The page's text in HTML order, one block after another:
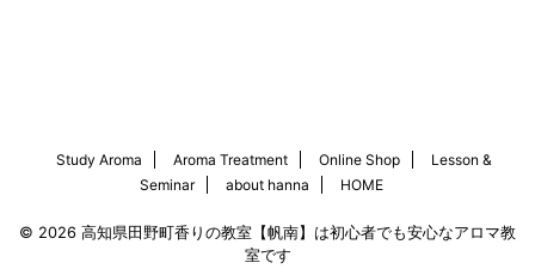
Study Aroma Aroma Treatment Online Shop
Lesson &
Seminar
about hanna HOME
© 2026 高知県田野町香りの教室【帆南】は初心者でも安心なアロマ教
室です